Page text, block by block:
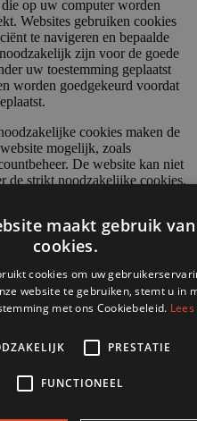
op uw computer worden
Websites gebruiken cookies
te navigeren en bepaalde
zijn voor de goede
uw toestemming geplaatst
worden goedgekeurd voordat
cookies maken de
mogelijk, zoals
De website kan niet
de strikt noodzakelijke cookies.
van cookies hieronder
/ Domein